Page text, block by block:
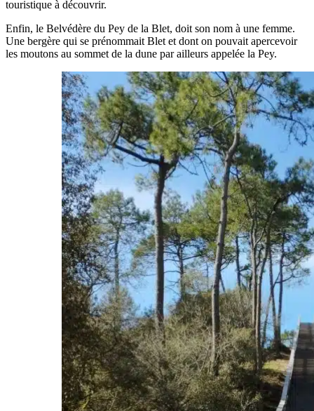
touristique à découvrir.
Enfin, le Belvédère du Pey de la Blet, doit son nom à une femme.
Une bergère qui se prénommait Blet et dont on pouvait apercevoir
les moutons au sommet de la dune par ailleurs appelée la Pey.